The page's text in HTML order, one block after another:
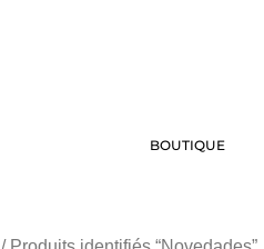
BOUTIQUE